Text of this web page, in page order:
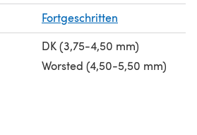
Fortgeschritten
DK (3,75-4,50 mm)
Worsted (4,50-5,50 mm)